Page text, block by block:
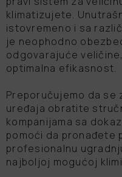
klimatizujete.
istovremeno i sa
je neophodno
odgovarajuće
optimalna efikasnost.
Preporučujemo da se
uređaja obratite
kompanijama sa
pomoći da pronađete
profesionalnu
najboljoj mogućoj